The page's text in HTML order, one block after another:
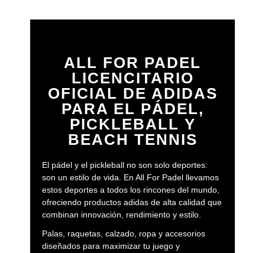
ALL FOR PADEL
LICENCITARIO
OFICIAL DE ADIDAS
PARA EL PÁDEL,
PICKLEBALL Y
BEACH TENNIS
El pádel y el pickleball no son solo deportes:
son un estilo de vida. En All For Padel llevamos
estos deportes a todos los rincones del mundo,
ofreciendo productos adidas de alta calidad que
combinan innovación, rendimiento y estilo.
Palas, raquetas, calzado, ropa y accesorios
diseñados para maximizar tu juego y